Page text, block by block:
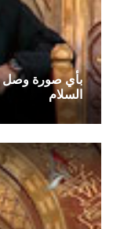
بأي صورة وصل
السلام